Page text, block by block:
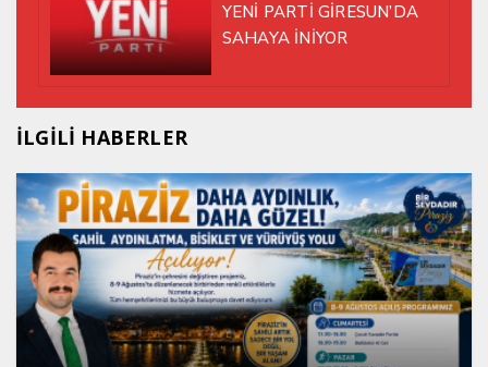
YENİ PARTİ GİRESUN’DA
SAHAYA İNİYOR
İLGİLİ HABERLER